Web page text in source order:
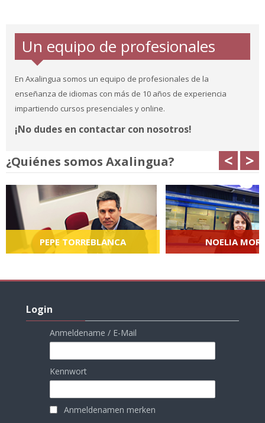
Un equipo de profesionales
En Axalingua somos un equipo de profesionales de la
enseñanza de idiomas con más de 10 años de experiencia
impartiendo cursos presenciales y online.
¡No dudes en contactar con nosotros!
¿Quiénes somos Axalingua? < >
PEPE TORREBLANCA NOELIA
para
Login
Anmeldename / E-Mail
Kennwort
Anmeldenamen merken